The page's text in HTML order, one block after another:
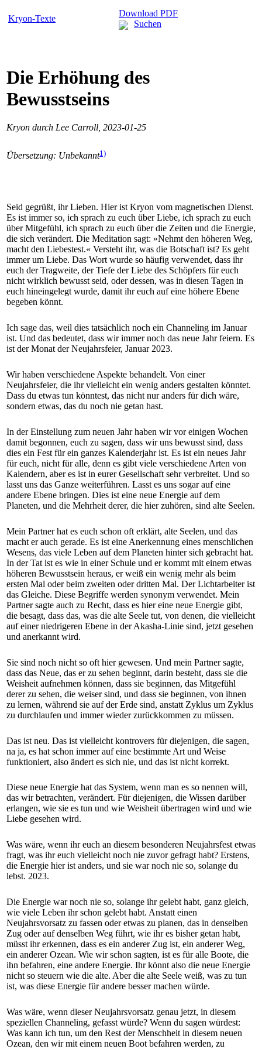
Kryon-Texte
Download PDF
Suchen
Die Erhöhung des
Bewusstseins
Kryon durch Lee Carroll, 2023-01-25
Übersetzung: Unbekannt1)
Seid gegrüßt, ihr Lieben. Hier ist Kryon vom magnetischen Dienst.
Es ist immer so, ich sprach zu euch über Liebe, ich sprach zu euch
über Mitgefühl, ich sprach zu euch über die Zeiten und die Energie,
die sich verändert. Die Meditation sagt: »Nehmt den höheren Weg,
macht den Liebestest.« Versteht ihr, was die Botschaft ist? Es geht
immer um Liebe. Das Wort wurde so häufig verwendet, dass ihr
euch der Tragweite, der Tiefe der Liebe des Schöpfers für euch
nicht wirklich bewusst seid, oder dessen, was in diesen Tagen in
euch hineingelegt wurde, damit ihr euch auf eine höhere Ebene
begeben könnt.
Ich sage das, weil dies tatsächlich noch ein Channeling im Januar
ist. Und das bedeutet, dass wir immer noch das neue Jahr feiern. Es
ist der Monat der Neujahrsfeier, Januar 2023.
Wir haben verschiedene Aspekte behandelt. Von einer
Neujahrsfeier, die ihr vielleicht ein wenig anders gestalten könntet.
Dass du etwas tun könntest, das nicht nur anders für dich wäre,
sondern etwas, das du noch nie getan hast.
In der Einstellung zum neuen Jahr haben wir vor einigen Wochen
damit begonnen, euch zu sagen, dass wir uns bewusst sind, dass
dies ein Fest für ein ganzes Kalenderjahr ist. Es ist ein neues Jahr
für euch, nicht für alle, denn es gibt viele verschiedene Arten von
Kalendern, aber es ist in eurer Gesellschaft sehr verbreitet. Und so
lasst uns das Ganze weiterführen. Lasst es uns sogar auf eine
andere Ebene bringen. Dies ist eine neue Energie auf dem
Planeten, und die Mehrheit derer, die hier zuhören, sind alte Seelen.
Mein Partner hat es euch schon oft erklärt, alte Seelen, und das
macht er auch gerade. Es ist eine Anerkennung eines menschlichen
Wesens, das viele Leben auf dem Planeten hinter sich gebracht hat.
In der Tat ist es wie in einer Schule und er kommt mit einem etwas
höheren Bewusstsein heraus, er weiß ein wenig mehr als beim
ersten Mal oder beim zweiten oder dritten Mal. Der Lichtarbeiter ist
das Gleiche. Diese Begriffe werden synonym verwendet. Mein
Partner sagte auch zu Recht, dass es hier eine neue Energie gibt,
die besagt, dass das, was die alte Seele tut, von denen, die vielleicht
auf einer niedrigeren Ebene in der Akasha-Linie sind, jetzt gesehen
und anerkannt wird.
Sie sind noch nicht so oft hier gewesen. Und mein Partner sagte,
dass das Neue, das er zu sehen beginnt, darin besteht, dass sie die
Weisheit aufnehmen können, dass sie beginnen, das Mitgefühl
derer zu sehen, die weiser sind, und dass sie beginnen, von ihnen
zu lernen, während sie auf der Erde sind, anstatt Zyklus um Zyklus
zu durchlaufen und immer wieder zurückkommen zu müssen.
Das ist neu. Das ist vielleicht kontrovers für diejenigen, die sagen,
na ja, es hat schon immer auf eine bestimmte Art und Weise
funktioniert, also ändert es sich nie, und das ist nicht korrekt.
Diese neue Energie hat das System, wenn man es so nennen will,
das wir betrachten, verändert. Für diejenigen, die Wissen darüber
erlangen, wie sie es tun und wie Weisheit übertragen wird und wie
Liebe gesehen wird.
Was wäre, wenn ihr euch an diesem besonderen Neujahrsfest etwas
fragt, was ihr euch vielleicht noch nie zuvor gefragt habt? Erstens,
die Energie hier ist anders, und sie war noch nie so, solange du
lebst. 2023.
Die Energie war noch nie so, solange ihr gelebt habt, ganz gleich,
wie viele Leben ihr schon gelebt habt. Anstatt einen
Neujahrsvorsatz zu fassen oder etwas zu planen, das in denselben
Zug oder auf denselben Weg führt, wie ihr es bisher getan habt,
müsst ihr erkennen, dass es ein anderer Zug ist, ein anderer Weg,
ein anderer Ozean. Wie wir schon sagten, ist es für alle Boote, die
ihn befahren, eine andere Energie. Ihr könnt also die neue Energie
nicht so steuern wie die alte. Aber die alte Seele weiß, was zu tun
ist, was diese Energie für andere besser machen würde.
Was wäre, wenn dieser Neujahrsvorsatz genau jetzt, in diesem
speziellen Channeling, gefasst würde? Wenn du sagen würdest:
Was kann ich tun, um den Rest der Menschheit in diesem neuen
Ozean, den wir mit einem neuen Boot befahren werden, zu